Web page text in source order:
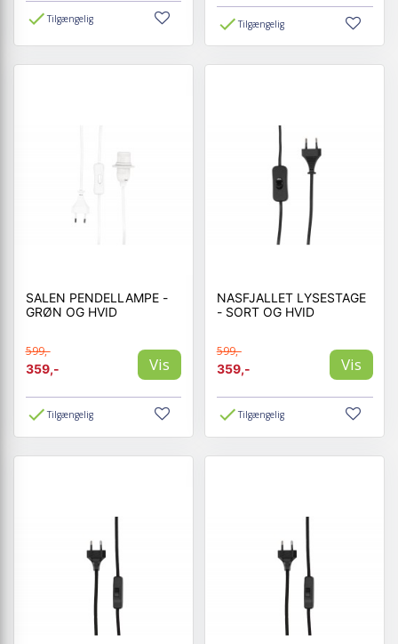
Tilgængelig Tilgængelig
SALEN PENDELLAMPE -
GRØN OG HVID
599,-
359,-
Vis
Tilgængelig
NASFJALLET LYSESTAGE
- SORT OG HVID
599,-
359,-
Vis
Tilgængelig